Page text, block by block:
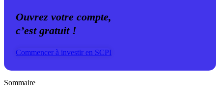
Ouvrez votre compte,
c’est gratuit !
Commencer à investir en SCPI
Sommaire